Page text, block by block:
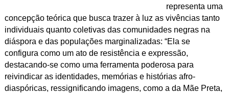
representa uma
concepção teórica que busca trazer à luz as vivências tanto
individuais quanto coletivas das comunidades negras na
diáspora e das populações marginalizadas: “Ela se
configura como um ato de resistência e expressão,
destacando-se como uma ferramenta poderosa para
reivindicar as identidades, memórias e histórias afro-
diaspóricas, ressignificando imagens, como a da Mãe Preta,